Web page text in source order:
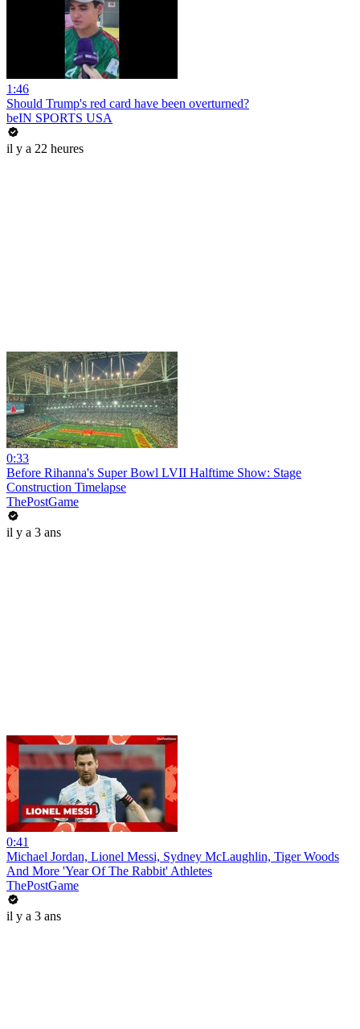
1:46
Should Trump's red card have been overturned?
beIN SPORTS USA
il y a 22 heures
0:33
Before Rihanna's Super Bowl LVII Halftime Show: Stage
Construction Timelapse
ThePostGame
il y a 3 ans
0:41
Michael Jordan, Lionel Messi, Sydney McLaughlin, Tiger Woods
And More 'Year Of The Rabbit' Athletes
ThePostGame
il y a 3 ans